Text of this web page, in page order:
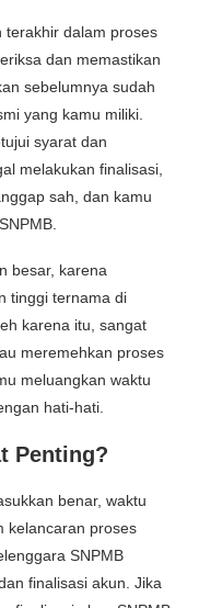
terakhir dalam proses
dan memastikan
sebelumnya sudah
yang kamu miliki.
syarat dan
melakukan finalisasi,
sah, dan kamu
besar, karena
tinggi ternama di
karena itu, sangat
meremehkan proses
meluangkan waktu
hati-hati.
Penting?
benar, waktu
kelancaran proses
SNPMB
finalisasi akun. Jika